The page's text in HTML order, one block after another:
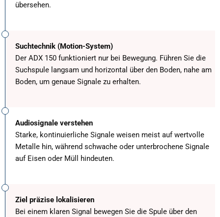
übersehen.
Suchtechnik (Motion-System)
Der ADX 150 funktioniert nur bei Bewegung. Führen Sie die
Suchspule langsam und horizontal über den Boden, nahe am
Boden, um genaue Signale zu erhalten.
Audiosignale verstehen
Starke, kontinuierliche Signale weisen meist auf wertvolle
Metalle hin, während schwache oder unterbrochene Signale
auf Eisen oder Müll hindeuten.
Ziel präzise lokalisieren
Bei einem klaren Signal bewegen Sie die Spule über den